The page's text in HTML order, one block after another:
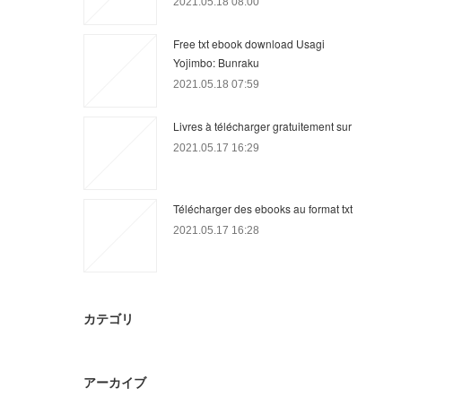
Free txt ebook download Usagi
Yojimbo: Bunraku
2021.05.18 07:59
Livres à télécharger gratuitement sur
2021.05.17 16:29
Télécharger des ebooks au format txt
2021.05.17 16:28
カテゴリ
アーカイブ